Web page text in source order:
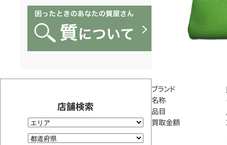
店舗検索
ブランド
名称
品目
買取金額